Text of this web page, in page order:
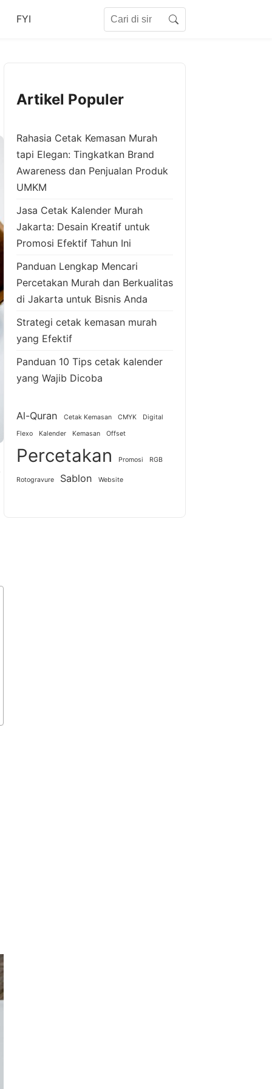
FYI Search
Artikel Populer
Rahasia Cetak Kemasan Murah
tapi Elegan: Tingkatkan Brand
Awareness dan Penjualan Produk
UMKM
Jasa Cetak Kalender Murah
Jakarta: Desain Kreatif untuk
Promosi Efektif Tahun Ini
Panduan Lengkap Mencari
Percetakan Murah dan Berkualitas
di Jakarta untuk Bisnis Anda
Strategi cetak kemasan murah
yang Efektif
Panduan 10 Tips cetak kalender
yang Wajib Dicoba
Al-Quran Cetak Kemasan CMYK Digital
Flexo Kalender Kemasan Offset
Percetakan Promosi RGB
Rotogravure Sablon Website